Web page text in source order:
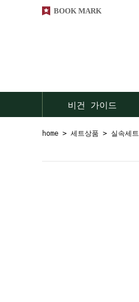
BOOK MARK
비건 가이드
home > 세트상품 > 실속세트